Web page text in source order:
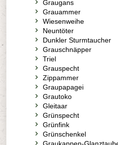
Graugans
Grauammer
Wiesenweihe
Neuntöter
Dunkler Sturmtaucher
Grauschnäpper
Triel
Grauspecht
Zippammer
Graupapagei
Grautoko
Gleitaar
Grünspecht
Grünfink
Grünschenkel